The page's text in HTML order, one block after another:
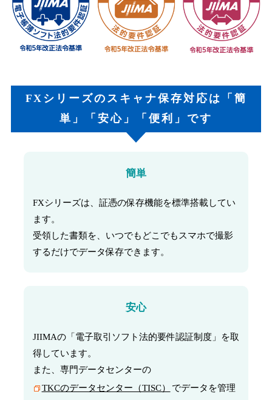
FXシリーズのスキャナ保存対応は「簡
単」「安心」「便利」です
簡単
FXシリーズは、証憑の保存機能を標準搭載してい
ます。
受領した書類を、いつでもどこでもスマホで撮影
するだけでデータ保存できます。
安心
JIIMAの「電子取引ソフト法的要件認証制度」を取
得しています。
また、専門データセンターの
TKCのデータセンター（TISC）
でデータを管理